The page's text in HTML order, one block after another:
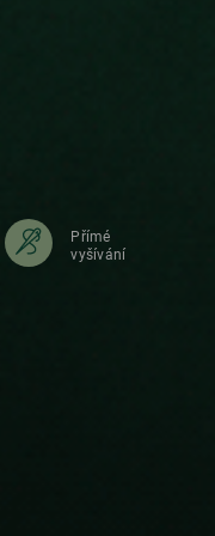
Přímé
vyšívání